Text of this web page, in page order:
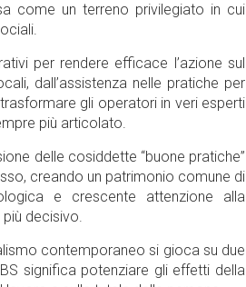
come un terreno privilegiato in cui
per rendere efficace l’azione sul
dall’assistenza nelle pratiche per
gli operatori in veri esperti
più articolato.
delle cosiddette “buone pratiche”
creando un patrimonio comune di
e crescente attenzione alla
decisivo.
contemporaneo si gioca su due
significa potenziare gli effetti della